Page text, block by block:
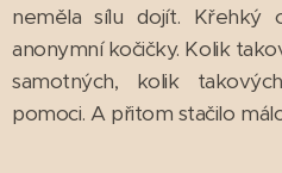
neměla sílu dojít. Křehký
anonymní kočičky. Kolik
samotných, kolik
pomoci. A přitom stačilo